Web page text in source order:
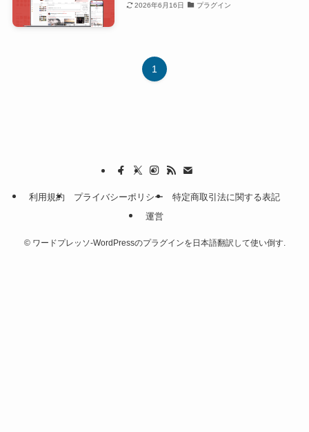
2026年6月16日 プラグイン
1
利用規約 プライバシーポリシー
特定商取引法に関する表記
運営
©ワードプレッソ-WordPressのプラグインを日本語翻訳して使い倒す.